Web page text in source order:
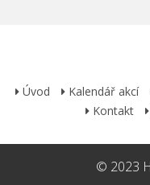
Úvod Kalendář akcí
Kontakt
© 2023